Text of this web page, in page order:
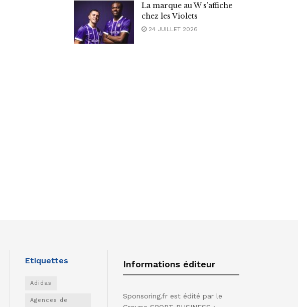
La marque au W s’affiche
chez les Violets
24 JUILLET 2026
Etiquettes
Adidas
Agences de
Informations éditeur
Sponsoring.fr est édité par le